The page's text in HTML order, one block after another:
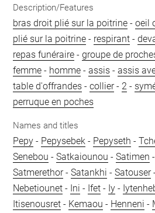
Description/Features
bras droit plié sur la poitrine -oeil
plié sur la poitrine - respirant -
repas funéraire -groupe de
femme - homme -assis -assis
table d'offrandes -collier- 2 -
perruque en poches
Names and titles
Pepy - Pepysebek - Pepyseth -
Senebou -Satkaiounou -Satimen
Satmerethor-Satankhi -Satouser
Nebetiounet - Ini - Ifet - Iy -
Itisenousret - Kemaou - Henneni -